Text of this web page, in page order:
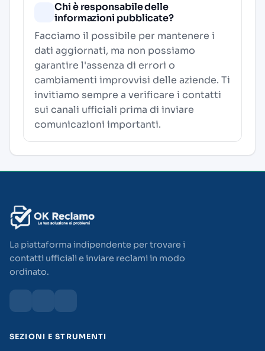
Chi è responsabile delle
informazioni pubblicate?
Facciamo il possibile per mantenere i
dati aggiornati, ma non possiamo
garantire l'assenza di errori o
cambiamenti improvvisi delle aziende. Ti
invitiamo sempre a verificare i contatti
sui canali ufficiali prima di inviare
comunicazioni importanti.
La piattaforma indipendente per trovare i
contatti ufficiali e inviare reclami in modo
ordinato.
SEZIONI E STRUMENTI